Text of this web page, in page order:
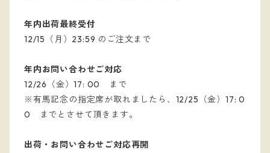
年内出荷最終受付
12/15（月）23:59 のご注文まで
年内お問い合わせご対応
12/26（金）17: 00 まで
※有馬記念の指定席が取れましたら、12/25（金）17: 0
0 までとさせて頂きます。
出荷・お問い合わせご対応再開